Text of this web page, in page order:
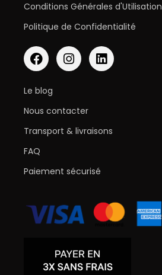
Conditions Générales d'Utilisation
Politique de Confidentialité
Le blog
Nous contacter
Transport & livraisons
FAQ
Paiement sécurisé